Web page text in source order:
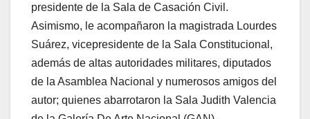
presidente de la Sala de Casación Civil.
Asimismo, le acompañaron la magistrada Lourdes
Suárez, vicepresidente de la Sala Constitucional,
además de altas autoridades militares, diputados
de la Asamblea Nacional y numerosos amigos del
autor; quienes abarrotaron la Sala Judith Valencia